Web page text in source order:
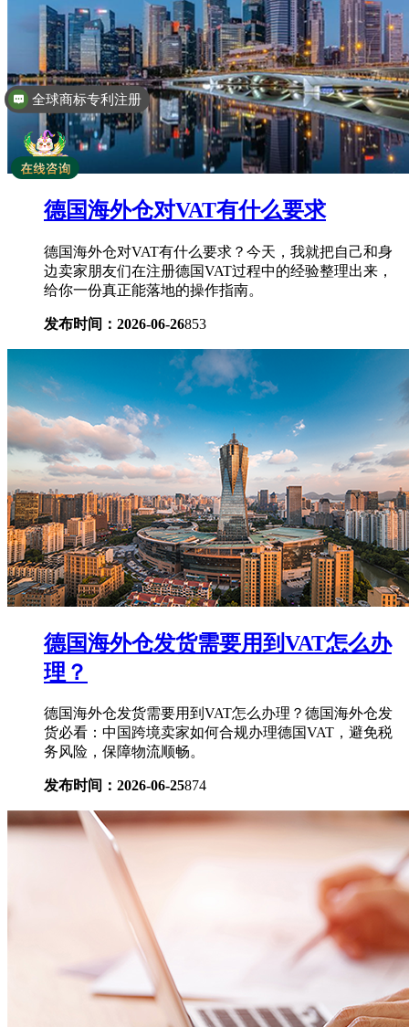
德国海外仓对VAT有什么要求
德国海外仓对VAT有什么要求？今天，我就把自己和身
边卖家朋友们在注册德国VAT过程中的经验整理出来，
给你一份真正能落地的操作指南。
发布时间：2026-06-26853
德国海外仓发货需要用到VAT怎么办
理？
德国海外仓发货需要用到VAT怎么办理？德国海外仓发
货必看：中国跨境卖家如何合规办理德国VAT，避免税
务风险，保障物流顺畅。
发布时间：2026-06-25874
全球商标专利注册